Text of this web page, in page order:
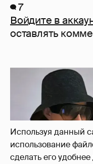
Используя данный
использование
сделать его удобнее
7
Войдите в
оставлять